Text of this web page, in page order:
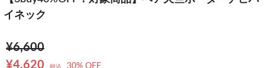
イネック
¥6,600
¥4,620
30% OFF